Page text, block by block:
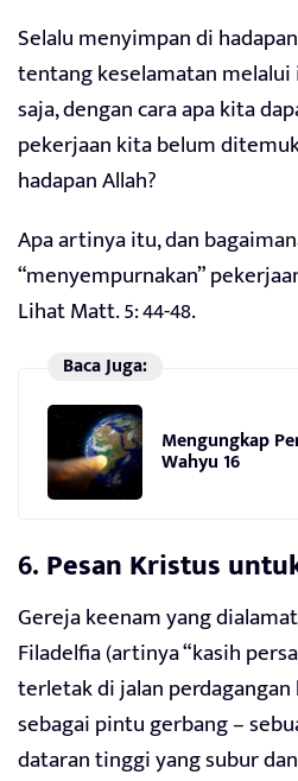
Selalu menyimpan di
tentang keselamatan
saja, dengan cara apa kita
pekerjaan kita belum
hadapan Allah?
Apa artinya itu, dan
“menyempurnakan”
Lihat Matt. 5: 44-48.
Baca Juga:
Mengungkap
Wahyu 16
6. Pesan Kristus
Gereja keenam yang
Filadelfia (artinya “kasih
terletak di jalan
sebagai pintu gerbang –
dataran tinggi yang subur